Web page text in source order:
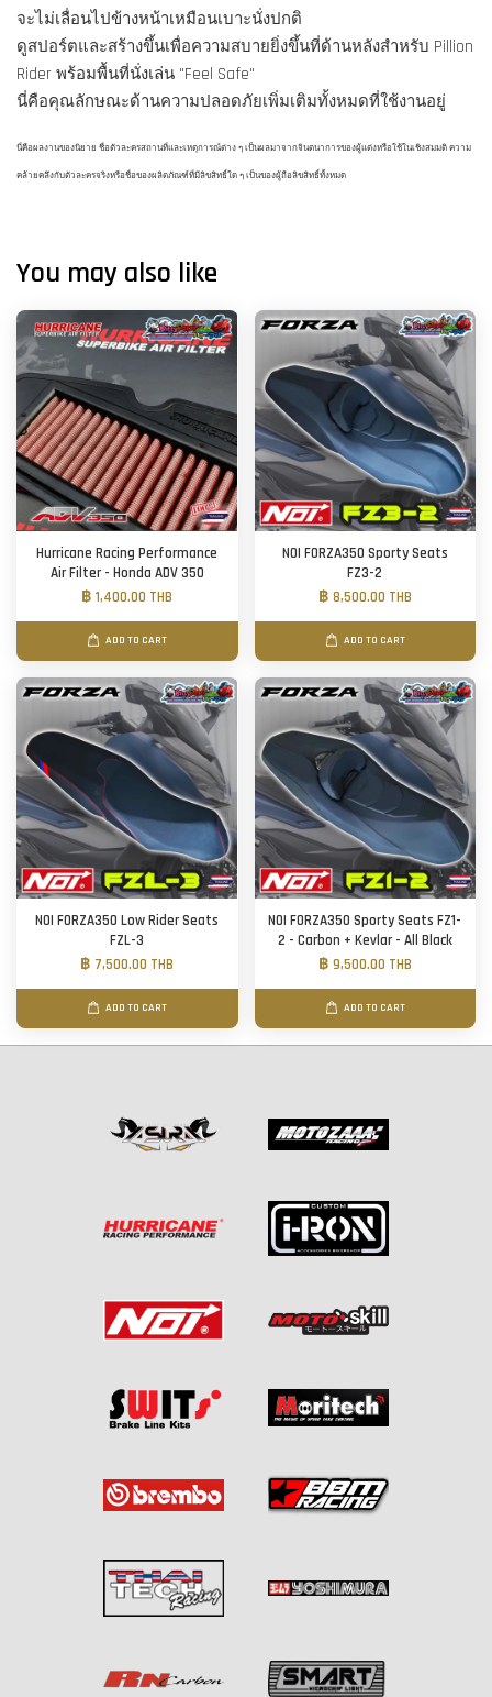
จะไม่เลื่อนไปข้างหน้าเหมือนเบาะนั่งปกติ
ดูสปอร์ตและสร้างขึ้นเพื่อความสบายยิ่งขึ้นที่ด้านหลังสำหรับ Pillion
Rider พร้อมพื้นที่นั่งเล่น "Feel Safe"
นี่คือคุณลักษณะด้านความปลอดภัยเพิ่มเติมทั้งหมดที่ใช้งานอยู่
นี่คือผลงานของนิยาย ชื่อตัวละครสถานที่และเหตุการณ์ต่าง ๆ เป็นผลมาจากจินตนาการของผู้แต่งหรือใช้ในเชิงสมมติ ความ
คล้ายคลึงกับตัวละครจริงหรือชื่อของผลิตภัณฑ์ที่มีลิขสิทธิ์ใด ๆ เป็นของผู้ถือลิขสิทธิ์ทั้งหมด
You may also like
Hurricane Racing Performance
Air Filter - Honda ADV 350
฿ 1,400.00 THB
ADD TO CART
NOI FORZA350 Sporty Seats
FZ3-2
฿ 8,500.00 THB
ADD TO CART
NOI FORZA350 Low Rider Seats
FZL-3
฿ 7,500.00 THB
ADD TO CART
NOI FORZA350 Sporty Seats FZ1-
2 - Carbon + Kevlar - All Black
฿ 9,500.00 THB
ADD TO CART